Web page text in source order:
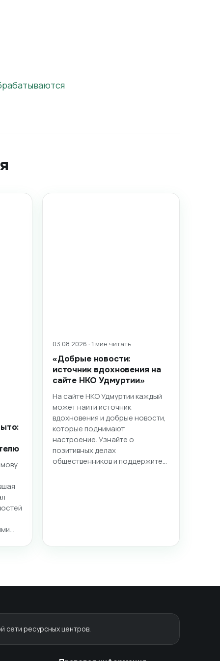
03.08.2026 · 1 мин читать
«Добрые новости:
источник вдохновения на
сайте НКО Удмуртии»
На сайте НКО Удмуртии каждый
может найти источник
вдохновения и добрые новости,
которые поднимают
настроение. Узнайте о
позитивных делах
общественников и поддержите…
ресурсных центров.